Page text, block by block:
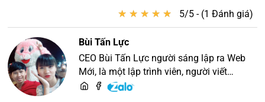
★ ★ ★ ★ ★
★ ★ ★ ★ ★ 5/5 - (1 Đánh giá)
Bùi Tấn Lực
CEO Bùi Tấn Lực người sáng lập ra Web
Mới, là một lập trình viên, người viết
content, chuyên tư vấn các vấn đề về